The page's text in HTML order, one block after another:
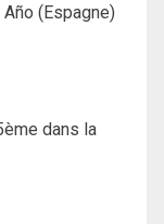
(Espagne)
dans la